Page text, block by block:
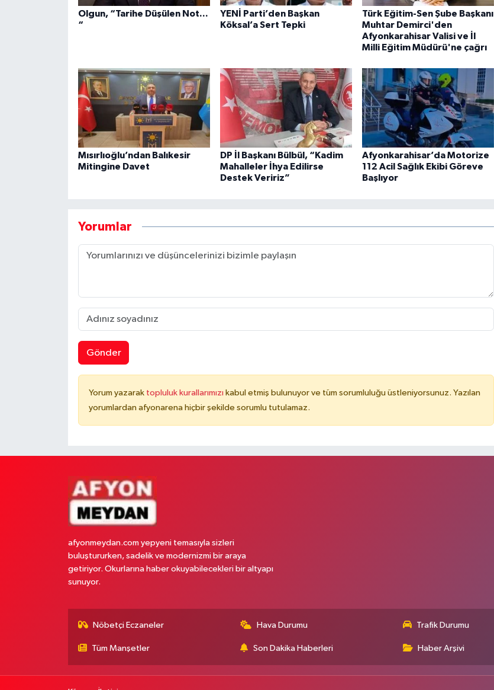
Olgun, “Tarihe Düşülen Not...
“
YENİ Parti’den Başkan
Köksal’a Sert Tepki
Türk Eğitim-Sen Şube Başkanı
Muhtar Demirci'den
Afyonkarahisar Valisi ve İl
Milli Eğitim Müdürü'ne çağrı
Mısırlıoğlu’ndan Balıkesir
Mitingine Davet
DP İl Başkanı Bülbül, “Kadim
Mahalleler İhya Edilirse
Destek Veririz”
Afyonkarahisar’da Motorize
112 Acil Sağlık Ekibi Göreve
Başlıyor
Yorumlar
Gönder
Yorum yazarak topluluk kurallarımızı kabul etmiş bulunuyor ve tüm sorumluluğu üstleniyorsunuz. Yazılan
yorumlardan afyonarena hiçbir şekilde sorumlu tutulamaz.
afyonmeydan.com yepyeni temasıyla sizleri
buluştururken, sadelik ve modernizmi bir araya
getiriyor. Okurlarına haber okuyabilecekleri bir altyapı
sunuyor.
Nöbetçi Eczaneler Hava Durumu Trafik Durumu
Tüm Manşetler Son Dakika Haberleri Haber Arşivi